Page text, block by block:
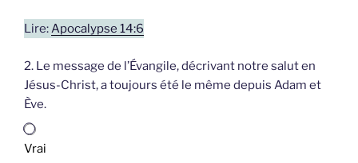
Lire:Apocalypse 14:6
2. Le message de l’Évangile, décrivant notre salut en
Jésus-Christ, a toujours été le même depuis Adam et
Ève.
Vrai